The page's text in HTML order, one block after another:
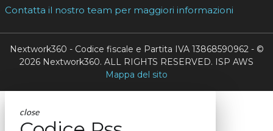
Contatta il nostro team per maggiori informazioni
Nextwork360 - Codice fiscale e Partita IVA 13868590962 - ©
2026 Nextwork360. ALL RIGHTS RESERVED. ISP AWS
Mappa del sito
close